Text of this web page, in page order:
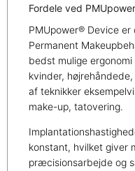
Fordele ved PMUpower
PMUpower® Device
Permanent
bedst mulige
kvinder,
af teknikker
make-up, tatovering.
konstant, hvilket giver
præcisionsarbejde og